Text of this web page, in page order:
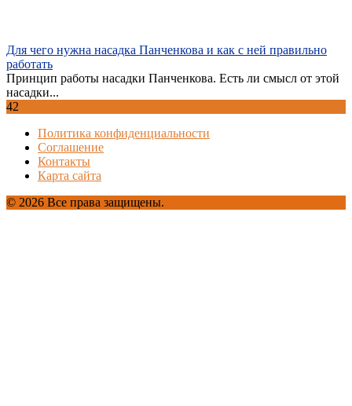
Для чего нужна насадка Панченкова и как с ней правильно
работать
Принцип работы насадки Панченкова. Есть ли смысл от этой
насадки...
42
Политика конфиденциальности
Соглашение
Контакты
Карта сайта
© 2026 Все права защищены.